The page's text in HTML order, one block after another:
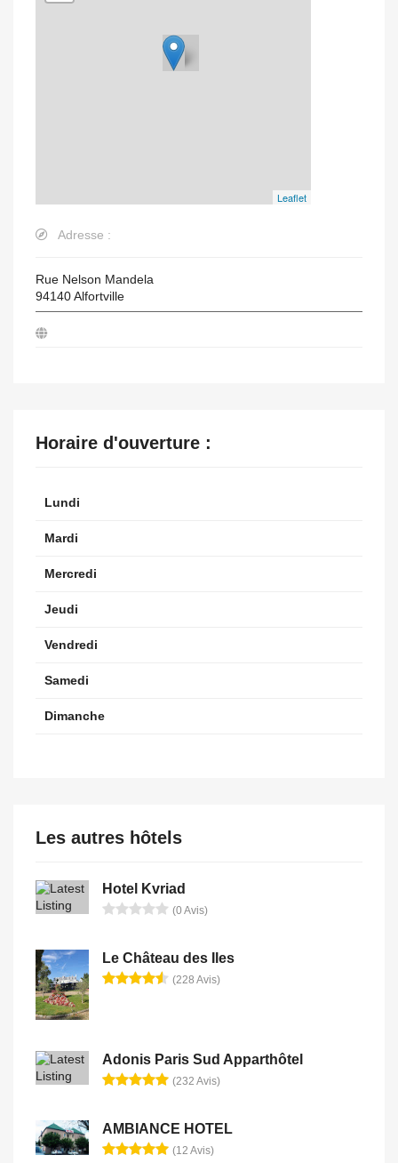
Leaflet
Adresse :
Rue Nelson Mandela
94140Alfortville
Horaire d'ouverture :
Lundi
Mardi
Mercredi
Jeudi
Vendredi
Samedi
Dimanche
Les autres hôtels
Hotel Kvriad
(0 Avis)
Le Château des Iles
(228 Avis)
Adonis Paris Sud Apparthôtel
(232 Avis)
AMBIANCE HOTEL
(12 Avis)